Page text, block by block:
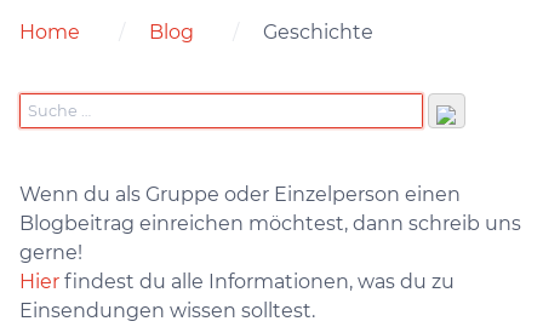
Home Blog Geschichte
Wenn du als Gruppe oder Einzelperson einen
Blogbeitrag einreichen möchtest, dann schreib uns
gerne!
Hier findest du alle Informationen, was du zu
Einsendungen wissen solltest.